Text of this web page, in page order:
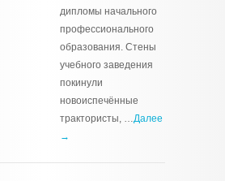
дипломы начального
профессионального
образования. Стены
учебного заведения
покинули
новоиспечённые
трактористы, …Далее
→